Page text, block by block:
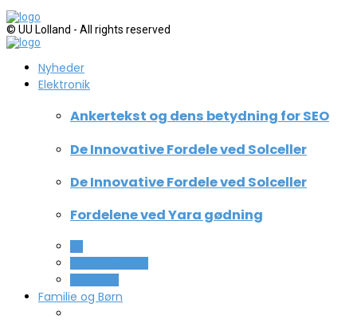
© UU Lolland - All rights reserved
Nyheder
Elektronik
Ankertekst og dens betydning for SEO
De Innovative Fordele ved Solceller
De Innovative Fordele ved Solceller
Fordelene ved Yara gødning
Familie og Børn